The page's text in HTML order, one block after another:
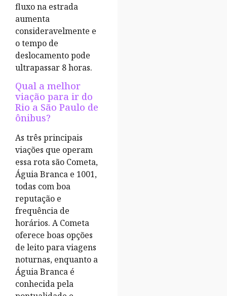
fluxo na estrada
aumenta
consideravelmente e
o tempo de
deslocamento pode
ultrapassar 8 horas.
Qual a melhor
viação para ir do
Rio a São Paulo de
ônibus?
As três principais
viações que operam
essa rota são Cometa,
Águia Branca e 1001,
todas com boa
reputação e
frequência de
horários. A Cometa
oferece boas opções
de leito para viagens
noturnas, enquanto a
Águia Branca é
conhecida pela